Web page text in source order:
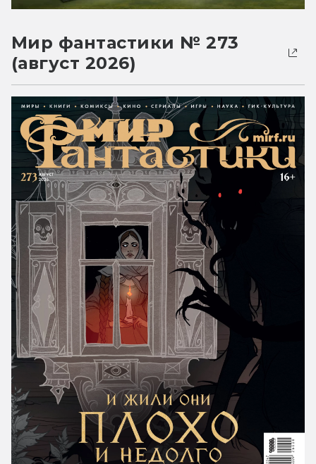
Мир фантастики № 273
(август 2026)